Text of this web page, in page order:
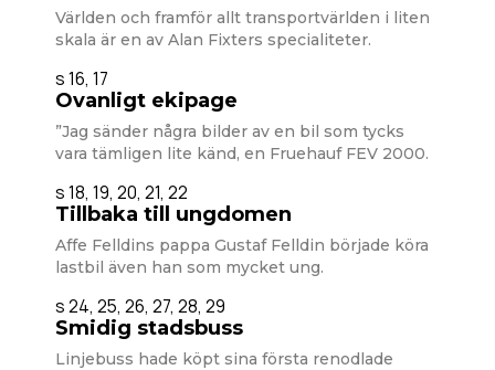
Världen och framför allt transportvärlden i liten
skala är en av Alan Fixters specialiteter.
s 16, 17
Ovanligt ekipage
”Jag sänder några bilder av en bil som tycks
vara tämligen lite känd, en Fruehauf FEV 2000.
s 18, 19, 20, 21, 22
Tillbaka till ungdomen
Affe Felldins pappa Gustaf Felldin började köra
lastbil även han som mycket ung.
s 24, 25, 26, 27, 28, 29
Smidig stadsbuss
Linjebuss hade köpt sina första renodlade